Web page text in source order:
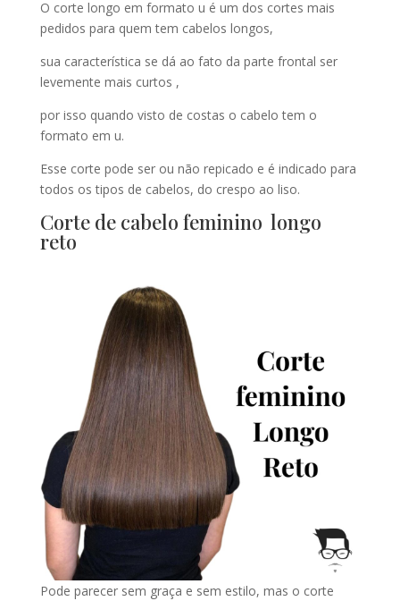
O corte longo em formato u é um dos cortes mais
pedidos para quem tem cabelos longos,
sua característica se dá ao fato da parte frontal ser
levemente mais curtos ,
por isso quando visto de costas o cabelo tem o
formato em u.
Esse corte pode ser ou não repicado e é indicado para
todos os tipos de cabelos, do crespo ao liso.
Corte de cabelo feminino longo
reto
Pode parecer sem graça e sem estilo, mas o corte